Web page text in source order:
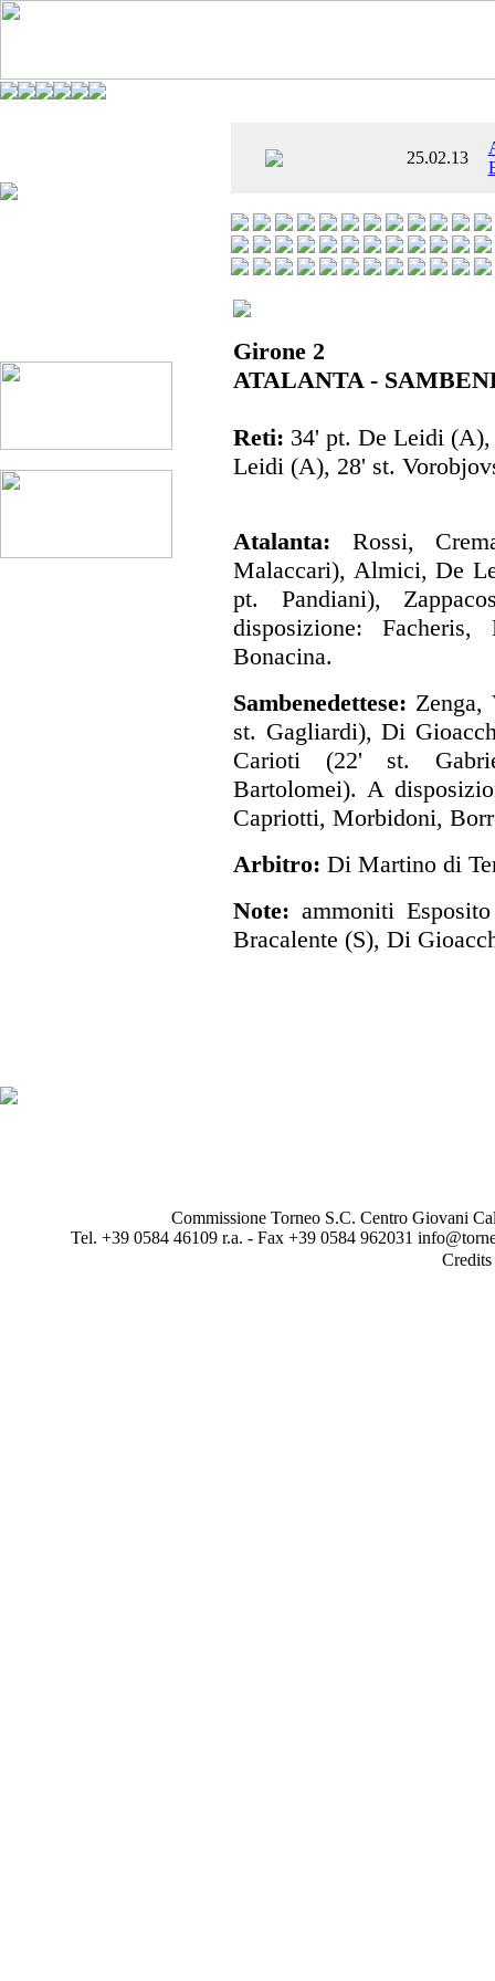
25.02.13
Girone 2
ATALANTA -
Reti: 34' pt. De Leidi (A),
Leidi (A), 28' st.
Atalanta: Rossi,
Malaccari), Almici, De
pt. Pandiani),
disposizione:
Bonacina.
Sambenedettese: Zenga,
st. Gagliardi), Di
Carioti (22' st.
Bartolomei). A
Capriotti, Morbidoni,
Arbitro: Di Martino di
Note: ammoniti
Bracalente (S), Di
Commissione Torneo S.C. Centro Giovani
Tel. +39 0584 46109 r.a. - Fax +39 0584 962031
Credits